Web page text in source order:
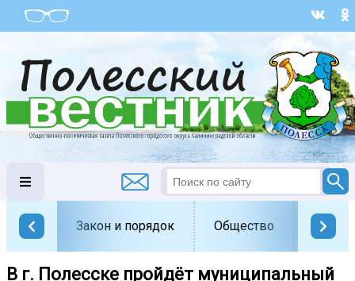
Закон и порядок Общество
В г. Полесске пройдёт муниципальный